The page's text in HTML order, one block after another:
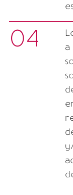
04
a